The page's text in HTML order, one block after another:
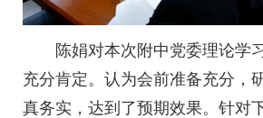
陈娟对本次附中党委理论学
充分肯定。认为会前准备充分，
真务实，达到了预期效果。针对